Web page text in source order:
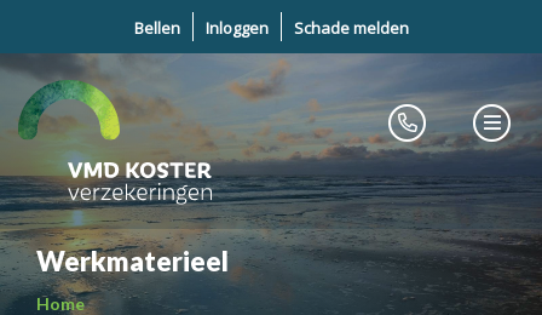
Bellen Inloggen Schade melden
Werkmaterieel
Home